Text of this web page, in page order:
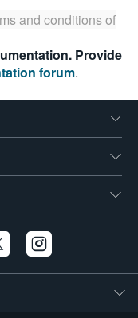
and conditions of
Provide
forum.